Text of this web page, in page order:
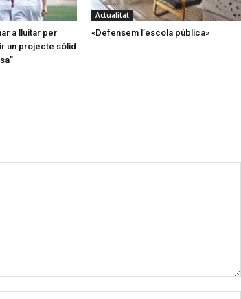
a lluitar per
un projecte sòlid
Actualitat
«Defensem l’escola pública»